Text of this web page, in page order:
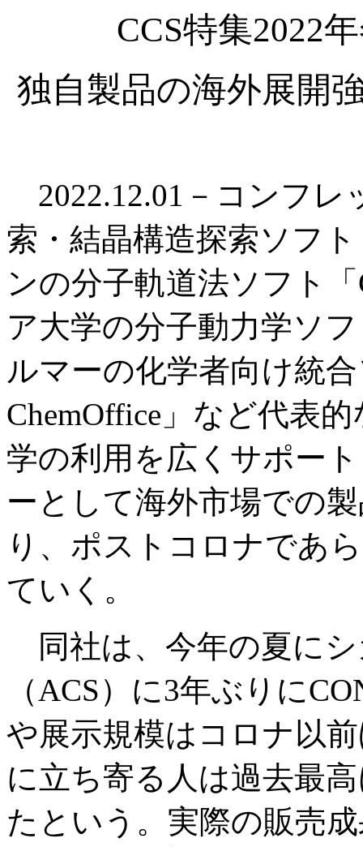
CCS特集2022
独自製品の海外展開
2022.12.01－コンフレ
索・結晶構造探索ソフ
ンの分子軌道法ソフト
ア大学の分子動力学ソ
ルマーの化学者向け統
ChemOffice」など代表
学の利用を広くサポー
ーとして海外市場での
り、ポストコロナであ
ていく。
同社は、今年の夏に
（ACS）に3年ぶりに
や展示規模はコロナ以
に立ち寄る人は過去最
たという。実際の販売